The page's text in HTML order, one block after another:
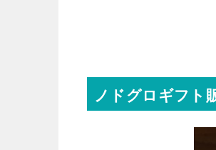
ノドグロギフト